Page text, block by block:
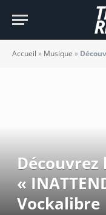
Accueil » Musique »
«
Vockalibre